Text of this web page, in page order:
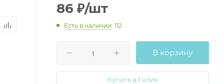
86 ₽/шт
Есть в наличии: 112
В корзину
Купить в 1 клик